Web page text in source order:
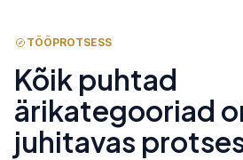
TÖÖPROTSESS
Kõik puhtad
ärikategooriad
juhitavas